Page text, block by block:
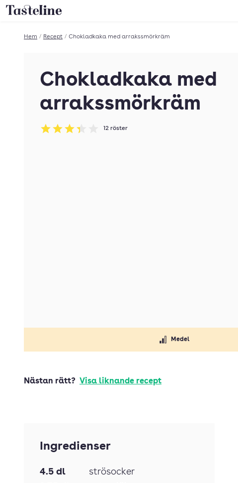
Till Tastelines startsida
Hem / Recept / Chokladkaka med arrakssmörkräm
Chokladkaka med
arrakssmörkräm
Betyg: 3.33 av 5
12 röster
Medel
Nästan rätt? Visa liknande recept
Ingredienser
4.5 dl
strösocker